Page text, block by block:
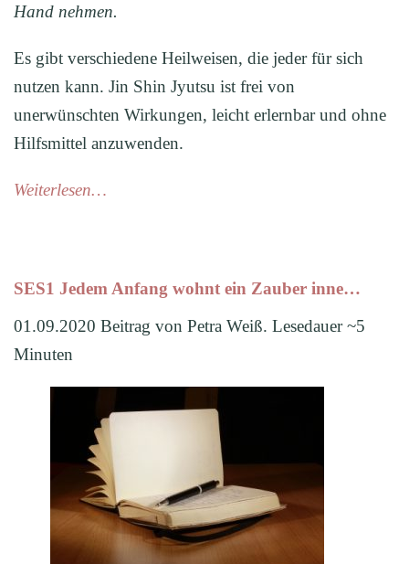
Hand nehmen.
Es gibt verschiedene Heilweisen, die jeder für sich
nutzen kann. Jin Shin Jyutsu ist frei von
unerwünschten Wirkungen, leicht erlernbar und ohne
Hilfsmittel anzuwenden.
Weiterlesen…
SES1 Jedem Anfang wohnt ein Zauber inne…
01.09.2020 Beitrag von Petra Weiß. Lesedauer ~5
Minuten